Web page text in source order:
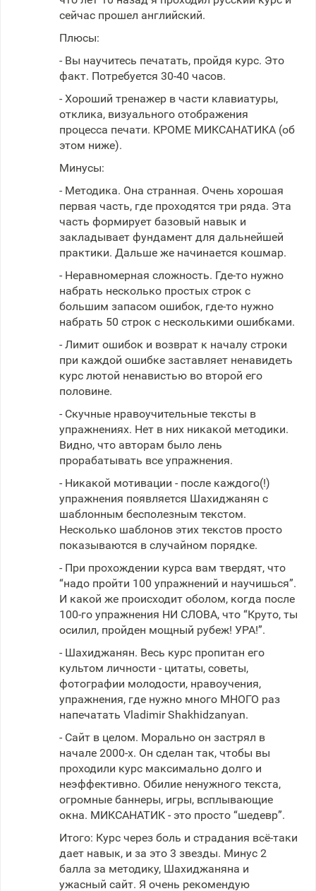
сейчас прошел английский.
Плюсы:
- Вы научитесь печатать, пройдя курс. Это
факт. Потребуется 30-40 часов.
- Хороший тренажер в части клавиатуры,
отклика, визуального отображения
процесса печати. КРОМЕ МИКСАНАТИКА (об
этом ниже).
Минусы:
- Методика. Она странная. Очень хорошая
первая часть, где проходятся три ряда. Эта
часть формирует базовый навык и
закладывает фундамент для дальнейшей
практики. Дальше же начинается кошмар.
- Неравномерная сложность. Где-то нужно
набрать несколько простых строк с
большим запасом ошибок, где-то нужно
набрать 50 строк с несколькими ошибками.
- Лимит ошибок и возврат к началу строки
при каждой ошибке заставляет ненавидеть
курс лютой ненавистью во второй его
половине.
- Скучные нравоучительные тексты в
упражнениях. Нет в них никакой методики.
Видно, что авторам было лень
прорабатывать все упражнения.
- Никакой мотивации - после каждого(!)
упражнения появляется Шахиджанян с
шаблонным бесполезным текстом.
Несколько шаблонов этих текстов просто
показываются в случайном порядке.
- При прохождении курса вам твердят, что
“надо пройти 100 упражнений и научишься”.
И какой же происходит оболом, когда после
100-го упражнения НИ СЛОВА, что “Круто, ты
осилил, пройден мощный рубеж! УРА!”.
- Шахиджанян. Весь курс пропитан его
культом личности - цитаты, советы,
фотографии молодости, нравоучения,
упражнения, где нужно много МНОГО раз
напечатать Vladimir Shakhidzanyan.
- Сайт в целом. Морально он застрял в
начале 2000-х. Он сделан так, чтобы вы
проходили курс максимально долго и
неэффективно. Обилие ненужного текста,
огромные баннеры, игры, всплывающие
окна. МИКСАНАТИК - это просто “шедевр”.
Итого: Курс через боль и страдания всё-таки
дает навык, и за это 3 звезды. Минус 2
балла за методику, Шахиджаняна и
ужасный сайт. Я очень рекомендую